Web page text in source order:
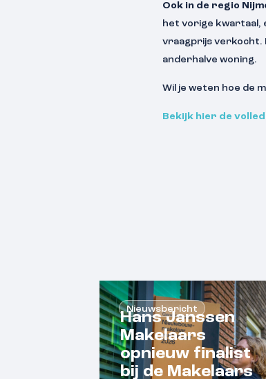
Ook in de regio
het vorige kwartaal,
vraagprijs verkocht.
anderhalve woning.
Wil je weten hoe de
Bekijk hier de
Nieuwsbericht
Hans Janssen
Makelaars
opnieuw finalist
bij de Makelaars